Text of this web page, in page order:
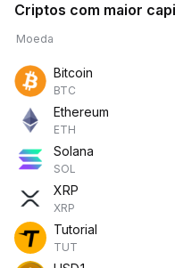
Criptos com maior
Moeda
Bitcoin
BTC
Ethereum
ETH
Solana
SOL
XRP
XRP
Tutorial
TUT